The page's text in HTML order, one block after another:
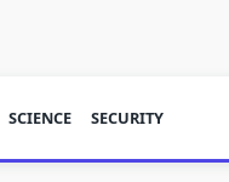
SCIENCE SECURITY